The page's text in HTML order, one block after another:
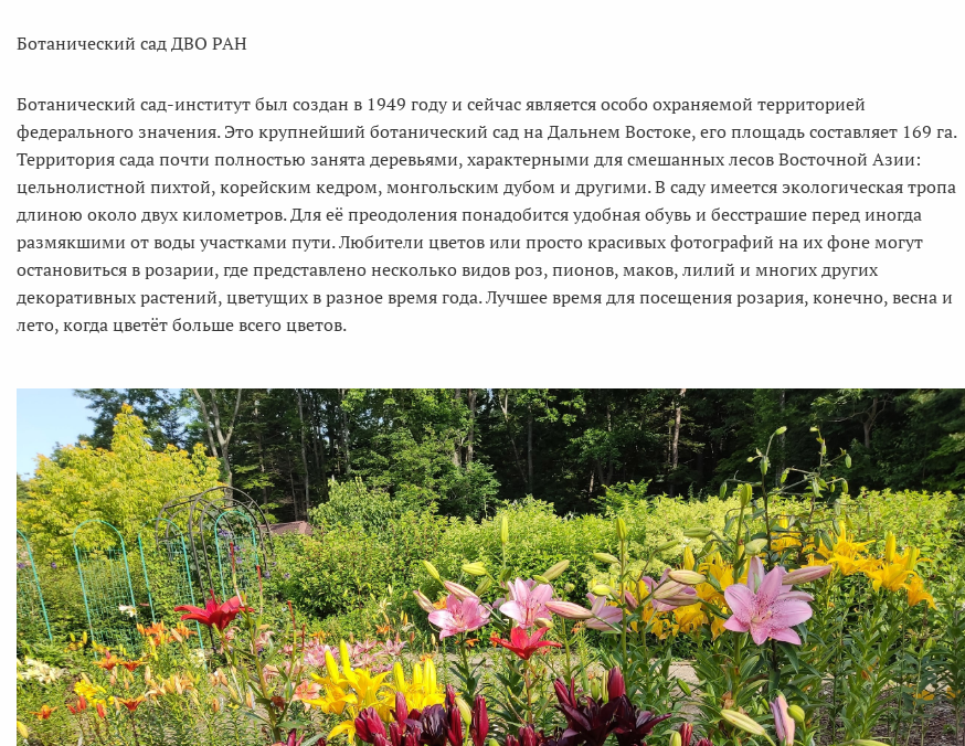
Ботанический сад ДВО РАН
Ботанический сад-институт был создан в 1949 году и сейчас является особо охраняемой территорией
федерального значения. Это крупнейший ботанический сад на Дальнем Востоке, его площадь составляет 169 га.
Территория сада почти полностью занята деревьями, характерными для смешанных лесов Восточной Азии:
цельнолистной пихтой, корейским кедром, монгольским дубом и другими. В саду имеется экологическая тропа
длиною около двух километров. Для её преодоления понадобится удобная обувь и бесстрашие перед иногда
размякшими от воды участками пути. Любители цветов или просто красивых фотографий на их фоне могут
остановиться в розарии, где представлено несколько видов роз, пионов, маков, лилий и многих других
декоративных растений, цветущих в разное время года. Лучшее время для посещения розария, конечно, весна и
лето, когда цветёт больше всего цветов.